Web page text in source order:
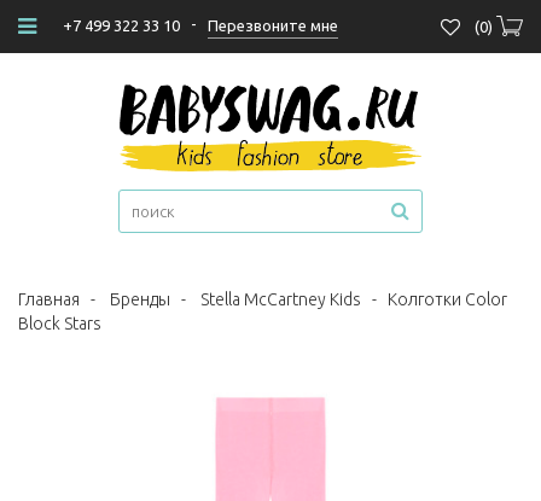
+7 499 322 33 10 - Перезвоните мне (0)
Главная - Бренды - Stella McCartney Kids - Колготки Color
Block Stars